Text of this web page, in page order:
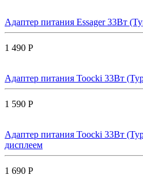
Адаптер питания Essager 33Вт
1 490 Р
Адаптер питания Toocki 33Вт
1 590 Р
Адаптер питания Toocki 33Вт
дисплеем
1 690 Р